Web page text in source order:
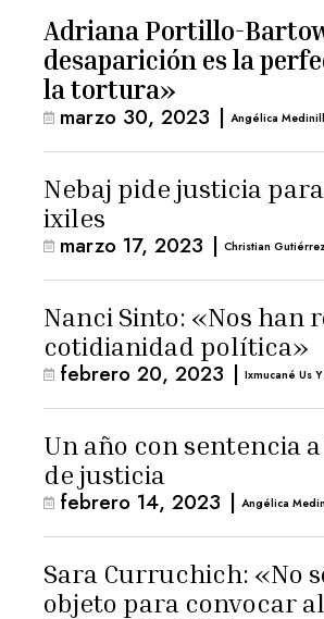
Adriana Portillo-
desaparición es la
la tortura»
marzo 30, 2023 | Angélica
Nebaj pide justicia
ixiles
marzo 17, 2023 | Christian Gutiérrez
Nanci Sinto: «Nos han
cotidianidad política»
febrero 20, 2023 | Ixmucané Us
Un año con sentencia
de justicia
febrero 14, 2023 | Angélica
Sara Curruchich: «No
objeto para convocar